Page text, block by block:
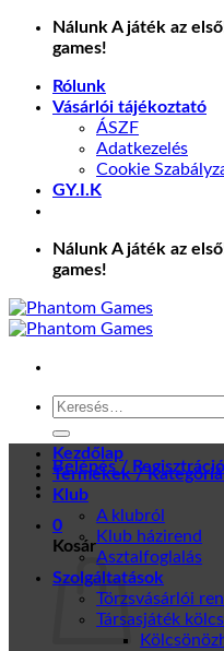
Skip
Nálunk A játék az
games!
Rólunk
Vásárlói tájékoztató
ÁSZF
Adatkezelés
Cookie
GY.I.K
Nálunk A játék az
games!
Keresés
következőre:
Belépés / Regisztráció
0
Kosár
Kezdőlap
Termékek /
Klub
A klubról
Klub házirend
Asztalfoglalás
Szolgáltatások
Törzsvásárlói
Társasjáték